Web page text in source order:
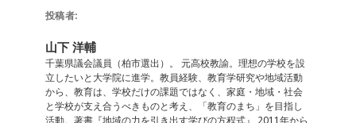
e
b
o
o
n
投稿者:
山下 洋輔
千葉県議会議員（柏市選出）。 元高校教諭。理想の学校を設
立したいと大学院に進学。教員経験、教育学研究や地域活動
から、教育は、学校だけの課題ではなく、家庭・地域・社会
と学校が支え合うべきものと考え、「教育のまち」を目指し
活動。著書『地域の力を引き出す学びの方程式』 2011年から